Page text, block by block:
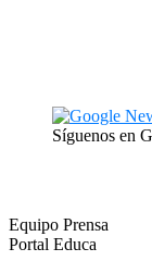
Síguenos en
Equipo Prensa
Portal Educa